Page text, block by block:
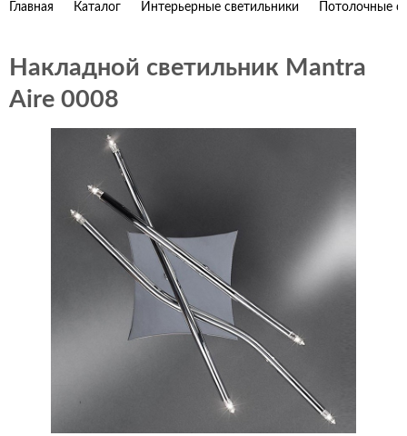
Главная Каталог Интерьерные светильники Потолочные
Накладной светильник Mantra
Aire 0008